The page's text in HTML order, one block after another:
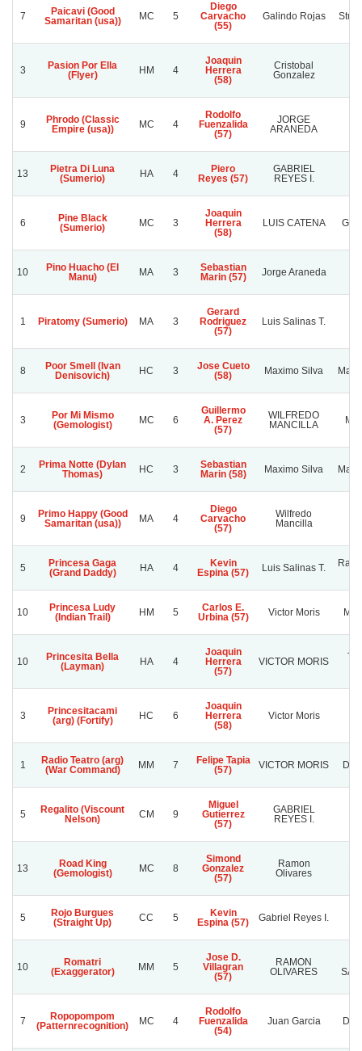
7
Paicavi (Good
Samaritan (usa))
MC 5
Diego
Carvacho
(55)
Galindo Rojas Stud
3
Pasion Por Ella
(Flyer)
HM 4
Joaquin
Herrera
(58)
Cristobal
Gonzalez
9
Phrodo (Classic
Empire (usa))
MC 4
Rodolfo
Fuenzalida
(57)
JORGE
ARANEDA
13
Pietra Di Luna
(Sumerio)
HA 4
Piero
Reyes (57)
GABRIEL
REYES I.
6
Pine Black
(Sumerio)
MC 3
Joaquin
Herrera
(58)
LUIS CATENA
10
Pino Huacho (El
Manu)
MA 3
Sebastian
Marin (57)
Jorge Araneda
1 Piratomy (Sumerio) MA 3
Gerard
Rodriguez
(57)
Luis Salinas T.
8
Poor Smell (Ivan
Denisovich)
HC 3
Jose Cueto
(58)
Maximo Silva
3
Por Mi Mismo
(Gemologist)
MC 6
Guillermo
A. Perez
(57)
WILFREDO
MANCILLA
2
Prima Notte (Dylan
Thomas)
HC 3
Sebastian
Marin (58)
Maximo Silva
9
Primo Happy (Good
Samaritan (usa))
MA 4
Diego
Carvacho
(57)
Wilfredo
Mancilla
5
Princesa Gaga
(Grand Daddy)
HA 4
Kevin
Espina (57)
Luis Salinas T.
10
Princesa Ludy
(Indian Trail)
HM 5
Carlos E.
Urbina (57)
Victor Moris
10
Princesita Bella
(Layman)
HA 4
Joaquin
Herrera
(57)
VICTOR MORIS
3
Princesitacami
(arg) (Fortify)
HC 6
Joaquin
Herrera
(58)
Victor Moris
1
Radio Teatro (arg)
(War Command)
MM 7
Felipe Tapia
(57)
VICTOR MORIS
5
Regalito (Viscount
Nelson)
CM 9
Miguel
Gutierrez
(57)
GABRIEL
REYES I.
13
Road King
(Gemologist)
MC 8
Simond
Gonzalez
(57)
Ramon
Olivares
5
Rojo Burgues
(Straight Up)
CC 5
Kevin
Espina (57)
Gabriel Reyes I.
10
Romatri
(Exaggerator)
MM 5
Jose D.
Villagran
(57)
RAMON
OLIVARES
7
Ropopompom
(Patternrecognition)
MC 4
Rodolfo
Fuenzalida
(54)
Juan Garcia